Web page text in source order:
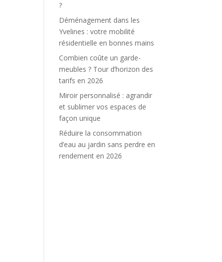
?
Déménagement dans les
Yvelines : votre mobilité
résidentielle en bonnes mains
Combien coûte un garde-
meubles ? Tour d’horizon des
tarifs en 2026
Miroir personnalisé : agrandir
et sublimer vos espaces de
façon unique
Réduire la consommation
d’eau au jardin sans perdre en
rendement en 2026